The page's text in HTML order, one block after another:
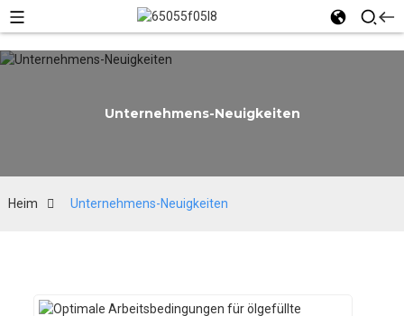
Unternehmens-Neuigkeiten
Heim Unternehmens-Neuigkeiten